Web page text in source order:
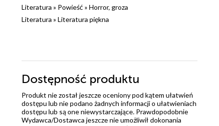
Literatura » Powieść » Horror, groza
Literatura » Literatura piękna
Dostępność produktu
Produkt nie został jeszcze oceniony pod kątem ułatwień
dostępu lub nie podano żadnych informacji o ułatwieniach
dostępu lub są one niewystarczające. Prawdopodobnie
Wydawca/Dostawca jeszcze nie umożliwił dokonania